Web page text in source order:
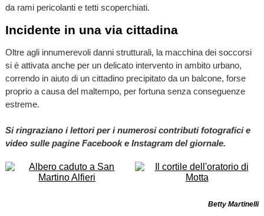
da rami pericolanti e tetti scoperchiati.
Incidente in una via cittadina
Oltre agli innumerevoli danni strutturali, la macchina dei soccorsi
si è attivata anche per un delicato intervento in ambito urbano,
correndo in aiuto di un cittadino precipitato da un balcone, forse
proprio a causa del maltempo, per fortuna senza conseguenze
estreme.
Si ringraziano i lettori per i numerosi contributi fotografici e
video sulle pagine Facebook e Instagram del giornale.
Betty Martinelli